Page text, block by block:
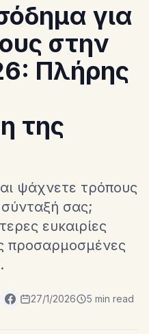
για
στην
Πλήρης
της
ψάχνετε τρόπους
σας;
ευκαιρίες
προσαρμοσμένες
27/1/2026 5 min read